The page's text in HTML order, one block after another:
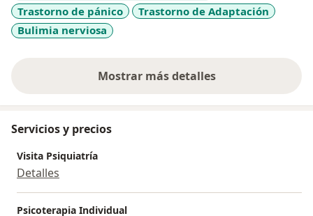
Trastorno de pánico
Trastorno de Adaptación
Bulimia nerviosa
Mostrar más detalles
sobre la experiencia
Servicios y precios
Visita Psiquiatría
Detalles
Psicoterapia Individual